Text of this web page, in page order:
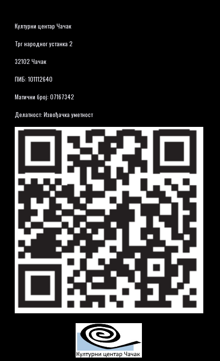
Културни центар Чачак
Трг народног устанка 2
32102 Чачак
ПИБ: 101112640
Матични број: 07167342
Делатност: Извођачка уметност